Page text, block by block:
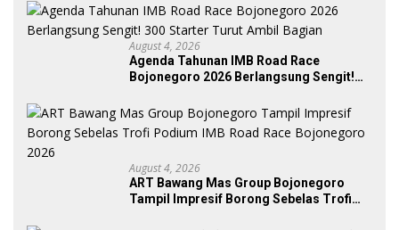
August 4, 2026
Agenda Tahunan IMB Road Race
Bojonegoro 2026 Berlangsung Sengit!
August 4, 2026
ART Bawang Mas Group Bojonegoro
Tampil Impresif Borong Sebelas Trofi